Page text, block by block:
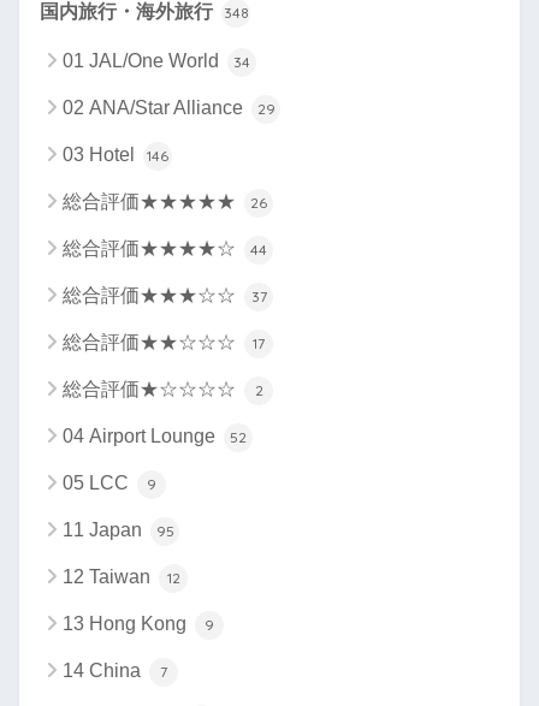
国内旅行・海外旅行 348
01 JAL/One World 34
02 ANA/Star Alliance 29
03 Hotel 146
総合評価★★★★★ 26
総合評価★★★★☆ 44
総合評価★★★☆☆ 37
総合評価★★☆☆☆ 17
総合評価★☆☆☆☆ 2
04 Airport Lounge 52
05 LCC 9
11 Japan 95
12 Taiwan 12
13 Hong Kong 9
14 China 7